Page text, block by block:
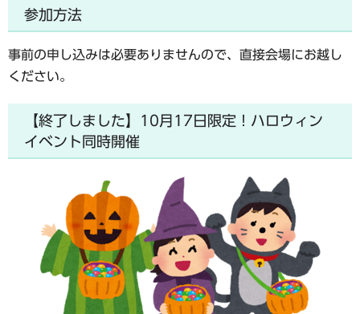
参加方法
事前の申し込みは必要ありませんので、直接会場にお越し
ください。
【終了しました】10月17日限定！ハロウィン
イベント同時開催